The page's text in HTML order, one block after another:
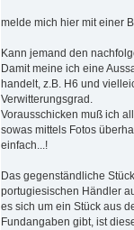
melde mich hier mit einer
Kann jemand den
Damit meine ich eine
handelt, z.B. H6 und
Verwitterungsgrad.
Vorausschicken muß ich
sowas mittels Fotos
einfach...!
Das gegenständliche
portugiesischen Händler
es sich um ein Stück aus
Fundangaben gibt, ist